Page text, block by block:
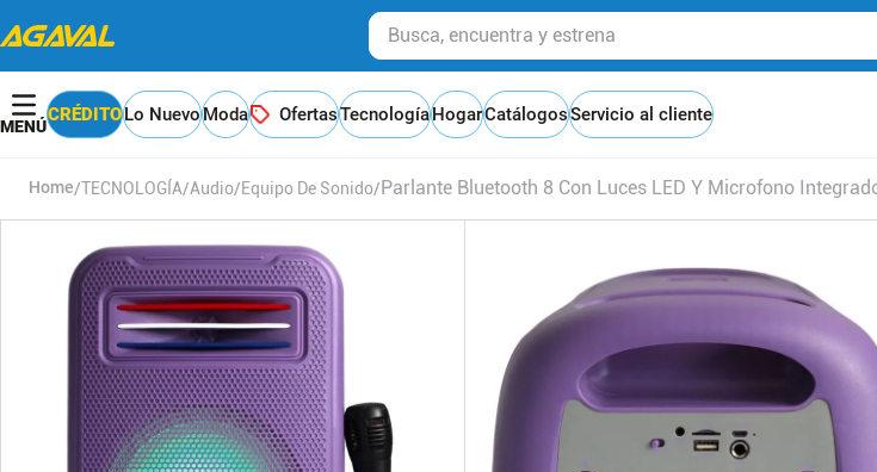
Busca, encuentra y estrena
CRÉDITOLo NuevoModa OfertasTecnologíaHogarCatálogosServicio al cliente
TECNOLOGÍA Audio Equipo De Sonido Parlante Bluetooth 8 Con Luces LED Y Microfono